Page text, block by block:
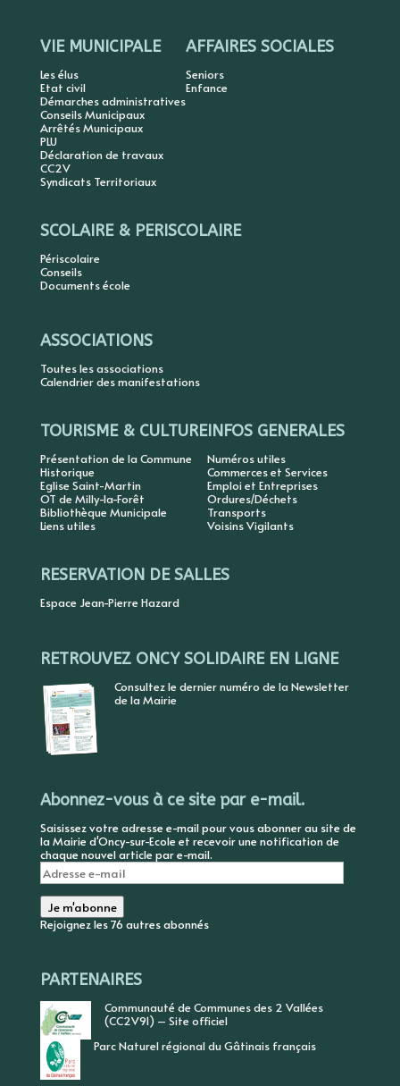
VIE MUNICIPALE
Les élus
Etat civil
Démarches administratives
Conseils Municipaux
Arrêtés Municipaux
PLU
Déclaration de travaux
CC2V
Syndicats Territoriaux
AFFAIRES SOCIALES
Seniors
Enfance
SCOLAIRE & PERISCOLAIRE
Périscolaire
Conseils
Documents école
ASSOCIATIONS
Toutes les associations
Calendrier des manifestations
TOURISME & CULTURE
Présentation de la Commune
Historique
Eglise Saint-Martin
OT de Milly-la-Forêt
Bibliothèque Municipale
Liens utiles
INFOS GENERALES
Numéros utiles
Commerces et Services
Emploi et Entreprises
Ordures/Déchets
Transports
Voisins Vigilants
RESERVATION DE SALLES
Espace Jean-Pierre Hazard
RETROUVEZ ONCY SOLIDAIRE EN LIGNE
Consultez le dernier numéro de la Newsletter
de la Mairie
Abonnez-vous à ce site par e-mail.
Saisissez votre adresse e-mail pour vous abonner au site de
la Mairie d'Oncy-sur-Ecole et recevoir une notification de
chaque nouvel article par e-mail.
Adresse
e-
mail
Je m'abonne
Rejoignez les 76 autres abonnés
PARTENAIRES
Communauté de Communes des 2 Vallées
(CC2V91) – Site officiel
Parc Naturel régional du Gâtinais français